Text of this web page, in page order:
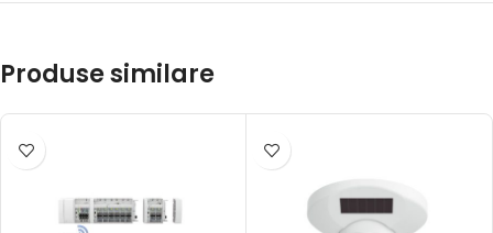
Produse similare